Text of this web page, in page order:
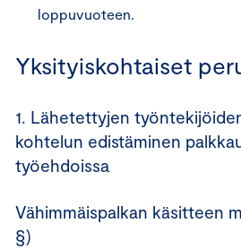
loppuvuoteen.
Yksityiskohtaiset
1. Lähetettyjen
kohtelun edistäminen
työehdoissa
Vähimmäispalkan käsitteen
§)